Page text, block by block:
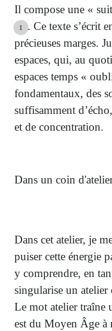
Il compose une «
1
. Ce texte s’écrit
précieuses marges.
espaces, qui, au
espaces temps «
fondamentaux, des
suffisamment
et de concentration.
Dans un coin
Dans cet atelier, je
puiser cette énergie
y comprendre, en
singularise un atelier
Le mot atelier traîne
est du Moyen Âge à